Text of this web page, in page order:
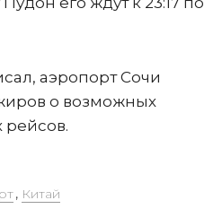
аэропорт Сочи
о возможных
рейсов.
, Китай